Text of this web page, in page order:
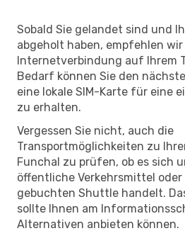
Sobald Sie gelandet sind und
abgeholt haben, empfehlen
Internetverbindung auf Ihrem
Bedarf können Sie den
eine lokale SIM-Karte für eine
zu erhalten.
Vergessen Sie nicht, auch die
Transportmöglichkeiten zu
Funchal zu prüfen, ob es sich
öffentliche Verkehrsmittel oder
gebuchten Shuttle handelt.
sollte Ihnen am
Alternativen anbieten können.